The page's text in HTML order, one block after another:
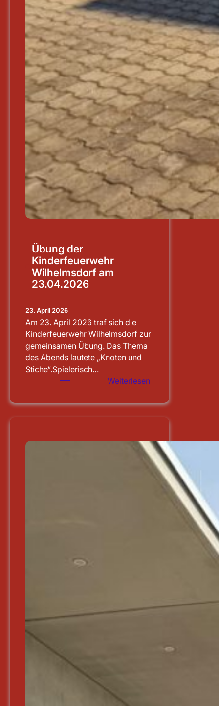
Übung der
Kinderfeuerwehr
Wilhelmsdorf am
23.04.2026
23. April 2026
Am 23. April 2026 traf sich die
Kinderfeuerwehr Wilhelmsdorf zur
gemeinsamen Übung. Das Thema
des Abends lautete „Knoten und
Stiche“.Spielerisch…
Weiterlesen
der
am
23.04.2026